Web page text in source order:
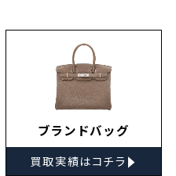
ブランドバッグ
買取実績はコチラ ▸